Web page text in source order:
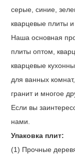
серые, синие,
кварцевые плиты и
Наша основная
плиты оптом,
кварцевые
для ванных
гранит и многое
Если вы
нами.
Упаковка плит:
(1) Прочные